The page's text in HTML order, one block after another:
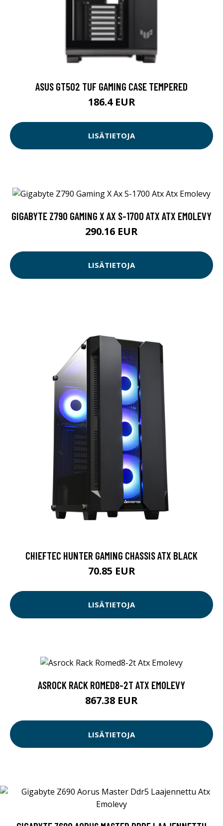
ASUS GT502 TUF GAMING CASE TEMPERED
186.4 EUR
LISÄTIETOJA
GIGABYTE Z790 GAMING X AX S-1700 ATX ATX EMOLEVY
290.16 EUR
LISÄTIETOJA
CHIEFTEC HUNTER GAMING CHASSIS ATX BLACK
70.85 EUR
LISÄTIETOJA
ASROCK RACK ROMED8-2T ATX EMOLEVY
867.38 EUR
LISÄTIETOJA